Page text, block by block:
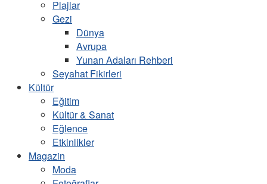
Plajlar
Gezi
Dünya
Avrupa
Yunan Adaları Rehberi
Seyahat Fikirleri
Kültür
Eğitim
Kültür & Sanat
Eğlence
Etkinlikler
Magazin
Moda